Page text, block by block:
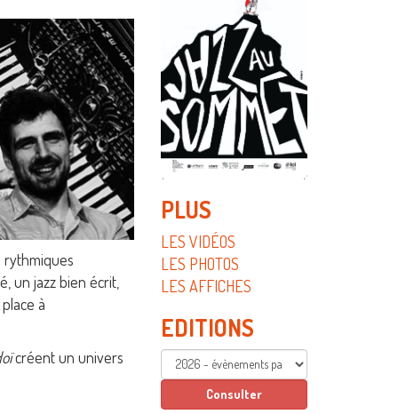
rythmiques
un jazz bien écrit,
à
créent un univers
PLUS
LES VIDÉOS
LES PHOTOS
LES AFFICHES
EDITIONS